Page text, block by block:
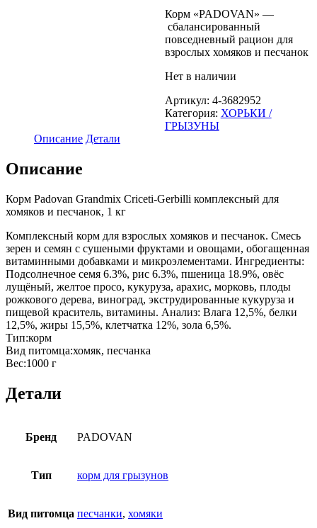
Корм «PADOVAN» —
сбалансированный
повседневный рацион для
взрослых хомяков и песчанок
Нет в наличии
Артикул: 4-3682952
Категория: ХОРЬКИ /
ГРЫЗУНЫ
Описание Детали
Описание
Корм Padovan Grandmix Criceti-Gerbilli комплексный для
хомяков и песчанок, 1 кг
Комплексный корм для взрослых хомяков и песчанок. Смесь
зерен и семян с сушеными фруктами и овощами, обогащенная
витаминными добавками и микроэлементами. Ингредиенты:
Подсолнечное семя 6.3%, рис 6.3%, пшеница 18.9%, овёс
лущёный, желтое просо, кукуруза, арахис, морковь, плоды
рожкового дерева, виноград, экструдированные кукуруза и
пищевой краситель, витамины. Анализ: Влага 12,5%, белки
12,5%, жиры 15,5%, клетчатка 12%, зола 6,5%.
Тип:корм
Вид питомца:хомяк, песчанка
Вес:1000 г
Детали
Бренд PADOVAN
Тип корм для грызунов
Вид питомца песчанки, хомяки